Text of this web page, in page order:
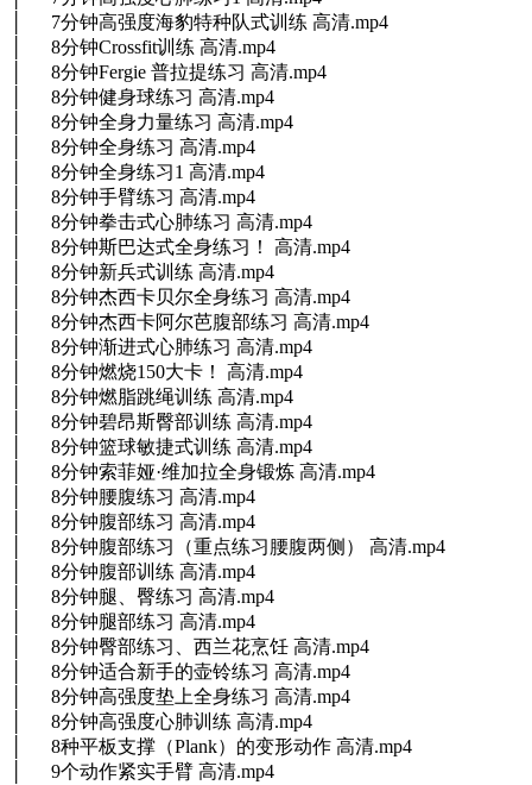
│ 7分钟高强度海豹特种队式训练 高清.mp4
│ 8分钟Crossfit训练 高清.mp4
│ 8分钟Fergie 普拉提练习 高清.mp4
│ 8分钟健身球练习 高清.mp4
│ 8分钟全身力量练习 高清.mp4
│ 8分钟全身练习 高清.mp4
│ 8分钟全身练习1 高清.mp4
│ 8分钟手臂练习 高清.mp4
│ 8分钟拳击式心肺练习 高清.mp4
│ 8分钟斯巴达式全身练习！ 高清.mp4
│ 8分钟新兵式训练 高清.mp4
│ 8分钟杰西卡贝尔全身练习 高清.mp4
│ 8分钟杰西卡阿尔芭腹部练习 高清.mp4
│ 8分钟渐进式心肺练习 高清.mp4
│ 8分钟燃烧150大卡！ 高清.mp4
│ 8分钟燃脂跳绳训练 高清.mp4
│ 8分钟碧昂斯臀部训练 高清.mp4
│ 8分钟篮球敏捷式训练 高清.mp4
│ 8分钟索菲娅·维加拉全身锻炼 高清.mp4
│ 8分钟腰腹练习 高清.mp4
│ 8分钟腹部练习 高清.mp4
│ 8分钟腹部练习（重点练习腰腹两侧） 高清.mp4
│ 8分钟腹部训练 高清.mp4
│ 8分钟腿、臀练习 高清.mp4
│ 8分钟腿部练习 高清.mp4
│ 8分钟臀部练习、西兰花烹饪 高清.mp4
│ 8分钟适合新手的壶铃练习 高清.mp4
│ 8分钟高强度垫上全身练习 高清.mp4
│ 8分钟高强度心肺训练 高清.mp4
│ 8种平板支撑（Plank）的变形动作 高清.mp4
│ 9个动作紧实手臂 高清.mp4